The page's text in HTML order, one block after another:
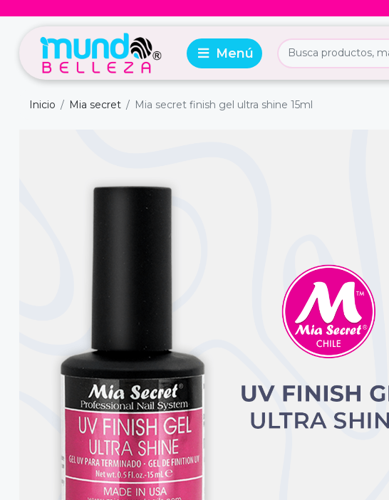
Inicio Mia secret Mia secret finish gel ultra shine 15ml